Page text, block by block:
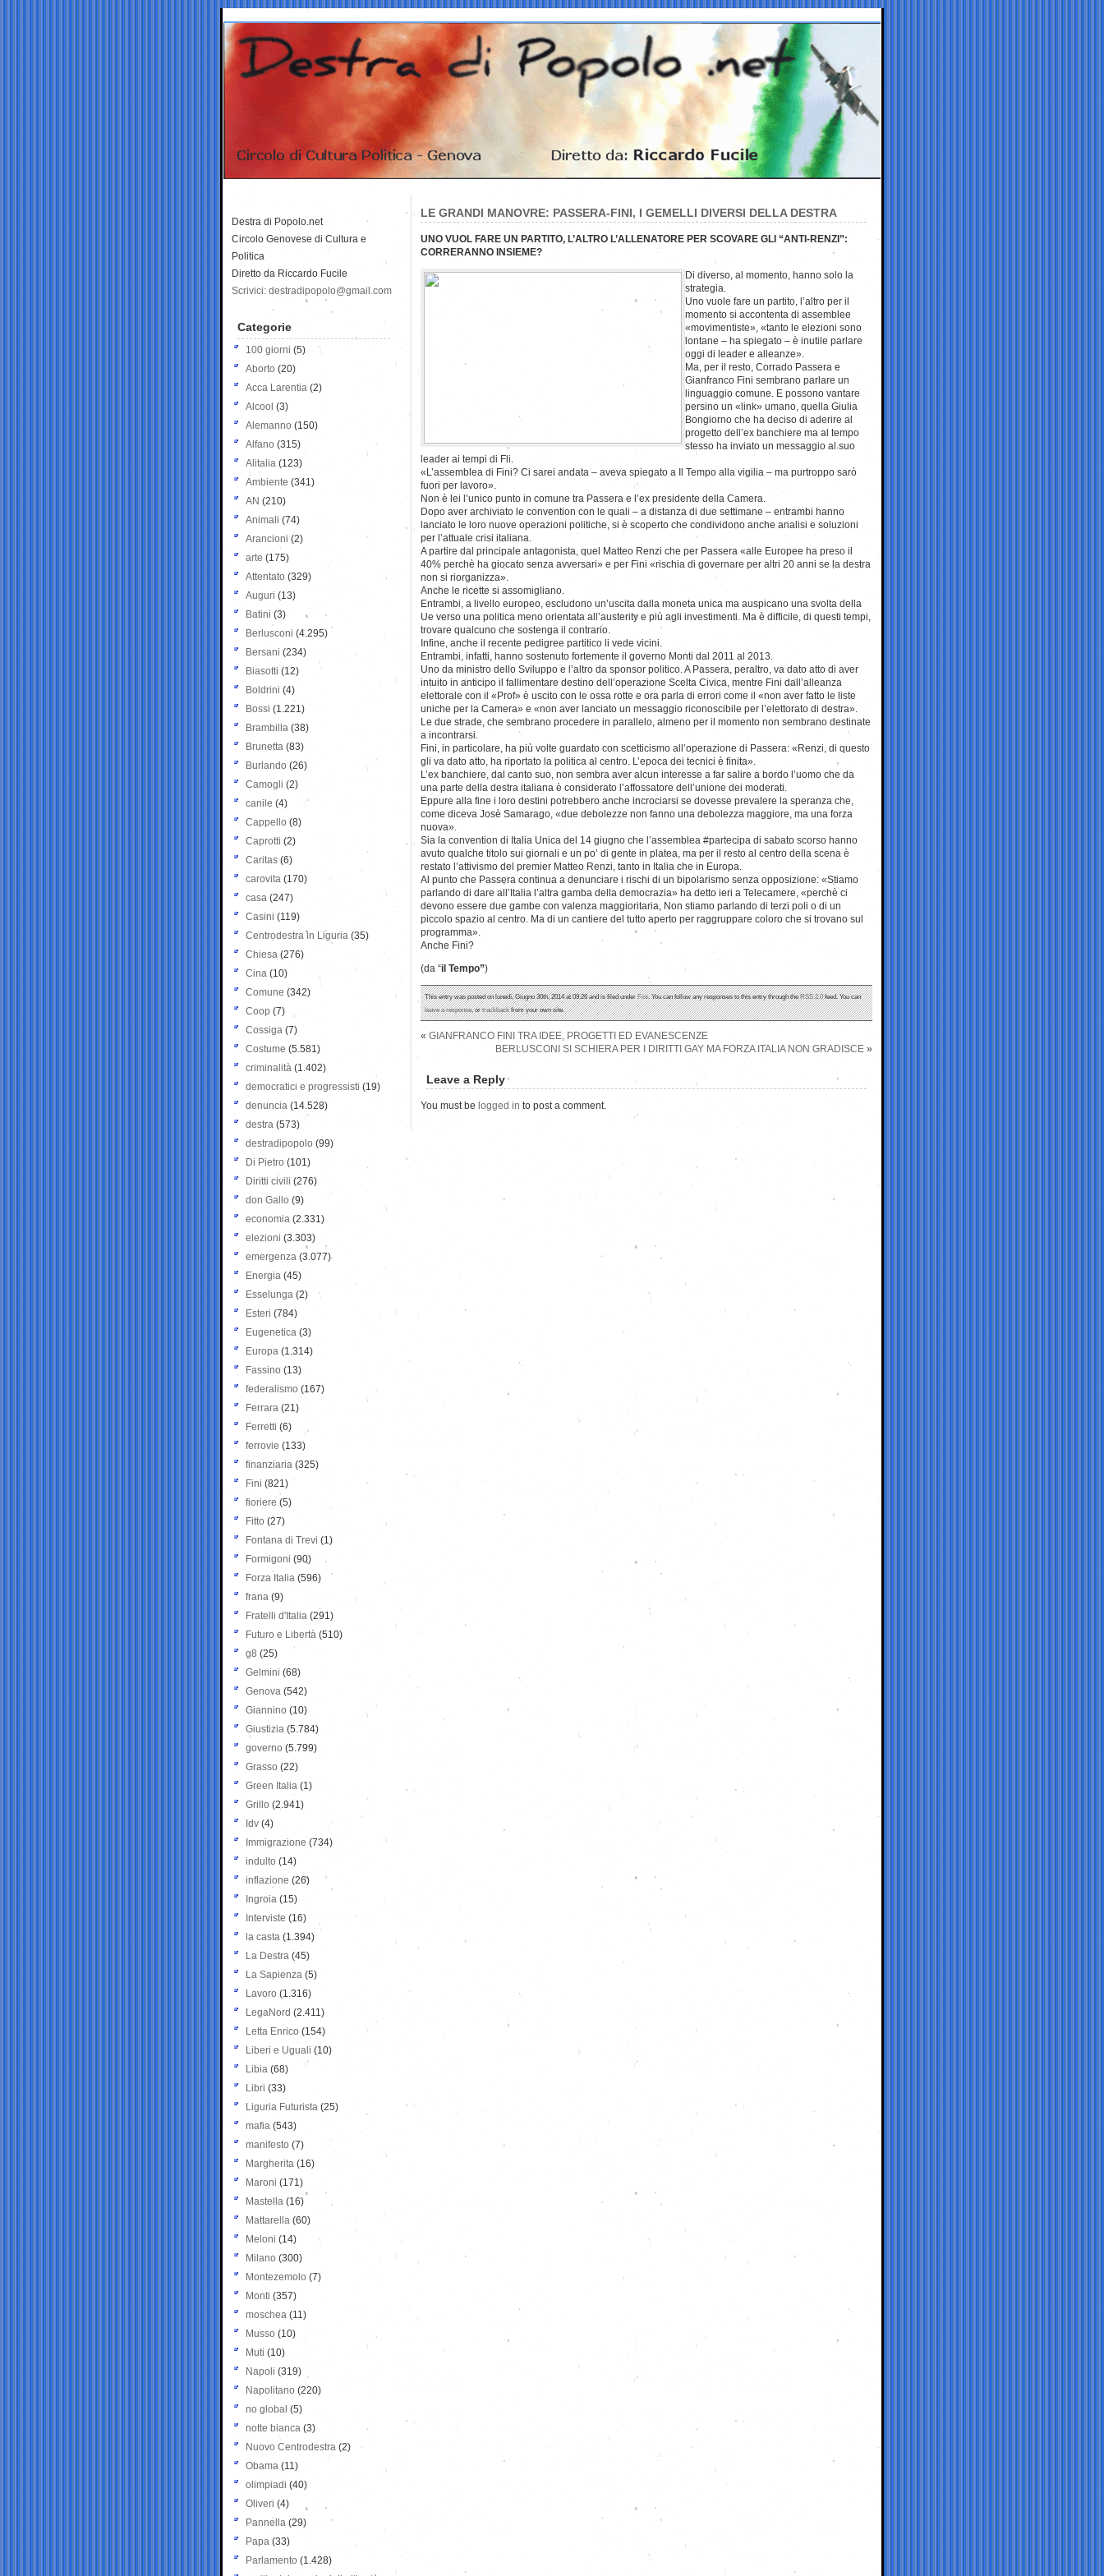
LE GRANDI MANOVRE: PASSERA-FINI, I GEMELLI DIVERSI DELLA DESTRA
UNO VUOL FARE UN PARTITO, L’ALTRO L’ALLENATORE PER SCOVARE GLI “ANTI-RENZI”:
CORRERANNO INSIEME?
Di diverso, al momento, hanno solo la
strategia.
Uno vuole fare un partito, l’altro per il
momento si accontenta di assemblee
«movimentiste», «tanto le elezioni sono
lontane – ha spiegato – è inutile parlare
oggi di leader e alleanze».
Ma, per il resto, Corrado Passera e
Gianfranco Fini sembrano parlare un
linguaggio comune. E possono vantare
persino un «link» umano, quella Giulia
Bongiorno che ha deciso di aderire al
progetto dell’ex banchiere ma al tempo
stesso ha inviato un messaggio al suo
leader ai tempi di Fli.
«L’assemblea di Fini? Ci sarei andata – aveva spiegato a Il Tempo alla vigilia – ma purtroppo sarò
fuori per lavoro».
Non è lei l’unico punto in comune tra Passera e l’ex presidente della Camera.
Dopo aver archiviato le convention con le quali – a distanza di due settimane – entrambi hanno
lanciato le loro nuove operazioni politiche, si è scoperto che condividono anche analisi e soluzioni
per l’attuale crisi italiana.
A partire dal principale antagonista, quel Matteo Renzi che per Passera «alle Europee ha preso il
40% perchè ha giocato senza avversari» e per Fini «rischia di governare per altri 20 anni se la destra
non si riorganizza».
Anche le ricette si assomigliano.
Entrambi, a livello europeo, escludono un’uscita dalla moneta unica ma auspicano una svolta della
Ue verso una politica meno orientata all’austerity e più agli investimenti. Ma è difficile, di questi tempi,
trovare qualcuno che sostenga il contrario.
Infine, anche il recente pedigree partitico li vede vicini.
Entrambi, infatti, hanno sostenuto fortemente il governo Monti dal 2011 al 2013.
Uno da ministro dello Sviluppo e l’altro da sponsor politico. A Passera, peraltro, va dato atto di aver
intuito in anticipo il fallimentare destino dell’operazione Scelta Civica, mentre Fini dall’alleanza
elettorale con il «Prof» è uscito con le ossa rotte e ora parla di errori come il «non aver fatto le liste
uniche per la Camera» e «non aver lanciato un messaggio riconoscibile per l’elettorato di destra».
Le due strade, che sembrano procedere in parallelo, almeno per il momento non sembrano destinate
a incontrarsi.
Fini, in particolare, ha più volte guardato con scetticismo all’operazione di Passera: «Renzi, di questo
gli va dato atto, ha riportato la politica al centro. L’epoca dei tecnici è finita».
L’ex banchiere, dal canto suo, non sembra aver alcun interesse a far salire a bordo l’uomo che da
una parte della destra italiana è considerato l’affossatore dell’unione dei moderati.
Eppure alla fine i loro destini potrebbero anche incrociarsi se dovesse prevalere la speranza che,
come diceva Josè Samarago, «due debolezze non fanno una debolezza maggiore, ma una forza
nuova».
Sia la convention di Italia Unica del 14 giugno che l’assemblea #partecipa di sabato scorso hanno
avuto qualche titolo sui giornali e un po’ di gente in platea, ma per il resto al centro della scena è
restato l’attivismo del premier Matteo Renzi, tanto in Italia che in Europa.
Al punto che Passera continua a denunciare i rischi di un bipolarismo senza opposizione: «Stiamo
parlando di dare all’Italia l’altra gamba della democrazia» ha detto ieri a Telecamere, «perchè ci
devono essere due gambe con valenza maggioritaria, Non stiamo parlando di terzi poli o di un
piccolo spazio al centro. Ma di un cantiere del tutto aperto per raggruppare coloro che si trovano sul
programma».
Anche Fini?
(da “il Tempo”)
This entry was posted on lunedì, Giugno 30th, 2014 at 09:26 and is filed underFini. You can follow any responses to this entry through theRSS 2.0feed. You can
leave a response, ortrackbackfrom your own site.
« GIANFRANCO FINI TRA IDEE, PROGETTI ED EVANESCENZE
BERLUSCONI SI SCHIERA PER I DIRITTI GAY MA FORZA ITALIA NON GRADISCE »
Leave a Reply
You must be logged in to post a comment.
Destra di Popolo.net
Circolo Genovese di Cultura e
Politica
Diretto da Riccardo Fucile
Scrivici: destradipopolo@gmail.com
Categorie
100 giorni (5)
Aborto (20)
Acca Larentia (2)
Alcool (3)
Alemanno (150)
Alfano (315)
Alitalia (123)
Ambiente (341)
AN (210)
Animali (74)
Arancioni (2)
arte (175)
Attentato (329)
Auguri (13)
Batini (3)
Berlusconi (4.295)
Bersani (234)
Biasotti (12)
Boldrini (4)
Bossi (1.221)
Brambilla (38)
Brunetta (83)
Burlando (26)
Camogli (2)
canile (4)
Cappello (8)
Caprotti (2)
Caritas (6)
carovita (170)
casa (247)
Casini (119)
Centrodestra in Liguria (35)
Chiesa (276)
Cina (10)
Comune (342)
Coop (7)
Cossiga (7)
Costume (5.581)
criminalità (1.402)
democratici e progressisti (19)
denuncia (14.528)
destra (573)
destradipopolo (99)
Di Pietro (101)
Diritti civili (276)
don Gallo (9)
economia (2.331)
elezioni (3.303)
emergenza (3.077)
Energia (45)
Esselunga (2)
Esteri (784)
Eugenetica (3)
Europa (1.314)
Fassino (13)
federalismo (167)
Ferrara (21)
Ferretti (6)
ferrovie (133)
finanziaria (325)
Fini (821)
fioriere (5)
Fitto (27)
Fontana di Trevi (1)
Formigoni (90)
Forza Italia (596)
frana (9)
Fratelli d'Italia (291)
Futuro e Libertà (510)
g8 (25)
Gelmini (68)
Genova (542)
Giannino (10)
Giustizia (5.784)
governo (5.799)
Grasso (22)
Green Italia (1)
Grillo (2.941)
Idv (4)
Immigrazione (734)
indulto (14)
inflazione (26)
Ingroia (15)
Interviste (16)
la casta (1.394)
La Destra (45)
La Sapienza (5)
Lavoro (1.316)
LegaNord (2.411)
Letta Enrico (154)
Liberi e Uguali (10)
Libia (68)
Libri (33)
Liguria Futurista (25)
mafia (543)
manifesto (7)
Margherita (16)
Maroni (171)
Mastella (16)
Mattarella (60)
Meloni (14)
Milano (300)
Montezemolo (7)
Monti (357)
moschea (11)
Musso (10)
Muti (10)
Napoli (319)
Napolitano (220)
no global (5)
notte bianca (3)
Nuovo Centrodestra (2)
Obama (11)
olimpiadi (40)
Oliveri (4)
Pannella (29)
Papa (33)
Parlamento (1.428)